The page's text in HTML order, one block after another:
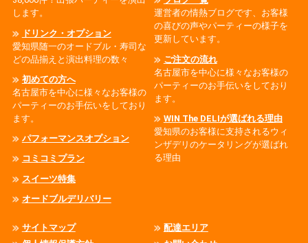
します。
ドリンク・オプション
愛知県随一のオードブル・寿司な
どの品揃えと演出料理の数々
初めての方へ
名古屋市を中心に様々なお客様の
パーティーのお手伝いをしており
ます。
パフォーマンスオプション
コミコミプラン
スイーツ特集
オードブルデリバリー
運営者の情熱ブログです、お客様
の喜びの声やパーティーの様子を
更新しています。
ご注文の流れ
名古屋市を中心に様々なお客様の
パーティーのお手伝いをしており
ます。
WIN The DELIが選ばれる理由
愛知県のお客様に支持されるウィ
ンザデリのケータリングが選ばれ
る理由
サイトマップ
配達エリア